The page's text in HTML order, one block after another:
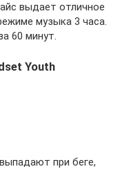
выдает отличное
музыка 3 часа.
60 минут.
Youth
при беге,